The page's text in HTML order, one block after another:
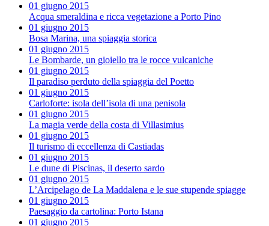
01 giugno 2015
Acqua smeraldina e ricca vegetazione a Porto Pino
01 giugno 2015
Bosa Marina, una spiaggia storica
01 giugno 2015
Le Bombarde, un gioiello tra le rocce vulcaniche
01 giugno 2015
Il paradiso perduto della spiaggia del Poetto
01 giugno 2015
Carloforte: isola dell’isola di una penisola
01 giugno 2015
La magia verde della costa di Villasimius
01 giugno 2015
Il turismo di eccellenza di Castiadas
01 giugno 2015
Le dune di Piscinas, il deserto sardo
01 giugno 2015
L’Arcipelago de La Maddalena e le sue stupende spiagge
01 giugno 2015
Paesaggio da cartolina: Porto Istana
01 giugno 2015